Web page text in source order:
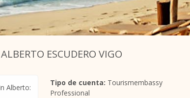
ESCUDERO VIGO
Alberto:
Tipo de cuenta: Tourismembassy
Professional